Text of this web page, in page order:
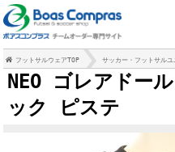
フットサルウェアTOP サッカー・フットサル
NEO ゴレアド
ック ピステ